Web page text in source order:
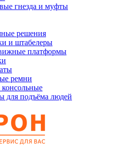
гнезда и муфты
решения
и штабелеры
платформы
ремни
для подъёма людей